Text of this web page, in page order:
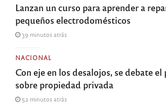
Lanzan un curso para aprender a
pequeños electrodomésticos
39 minutos atrás
NACIONAL
Con eje en los desalojos, se debate el
sobre propiedad privada
52 minutos atrás